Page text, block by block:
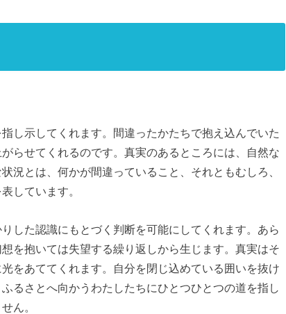
し示してくれます。間違ったかたちで抱え込んでいた
らせてくれるのです。真実のあるところには、自然な
況とは、何かが間違っていること、それともむしろ、
しています。
した認識にもとづく判断を可能にしてくれます。あら
を抱いては失望する繰り返しから生じます。真実はそ
をあててくれます。自分を閉じ込めている囲いを抜け
るさとへ向かうわたしたちにひとつひとつの道を指し
ん。